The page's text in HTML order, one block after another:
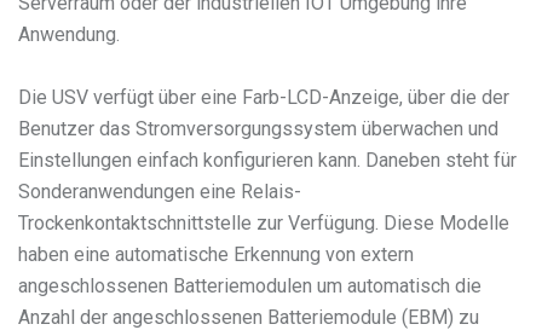
Anwendung.
Die USV verfügt über eine Farb-LCD-Anzeige, über die der
Benutzer das Stromversorgungssystem überwachen und
Einstellungen einfach konfigurieren kann. Daneben steht für
Sonderanwendungen eine Relais-
Trockenkontaktschnittstelle zur Verfügung. Diese Modelle
haben eine automatische Erkennung von extern
angeschlossenen Batteriemodulen um automatisch die
Anzahl der angeschlossenen Batteriemodule (EBM) zu